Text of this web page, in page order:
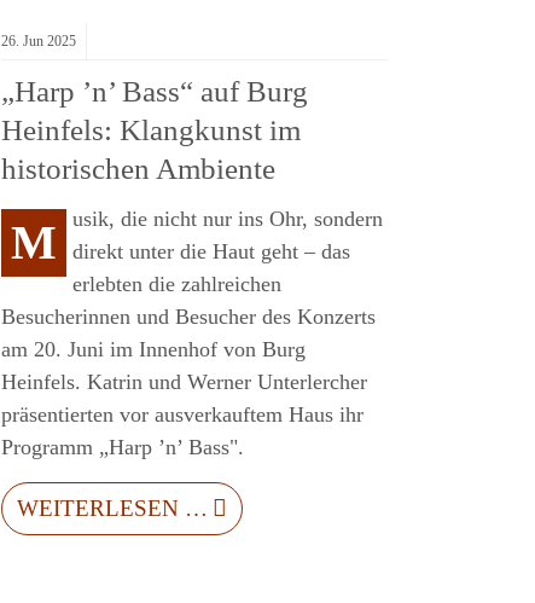
26. Jun 2025
„Harp ’n’ Bass“ auf Burg
Heinfels: Klangkunst im
historischen Ambiente
M
usik, die nicht nur ins Ohr, sondern
direkt unter die Haut geht – das
erlebten die zahlreichen
Besucherinnen und Besucher des Konzerts
am 20. Juni im Innenhof von Burg
Heinfels. Katrin und Werner Unterlercher
präsentierten vor ausverkauftem Haus ihr
Programm „Harp ’n’ Bass".
WEITERLESEN …